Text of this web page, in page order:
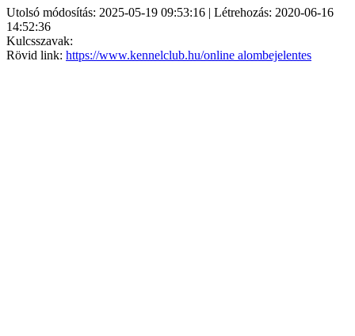
Utolsó módosítás: 2025-05-19 09:53:16 | Létrehozás: 2020-06-16
14:52:36
Kulcsszavak:
Rövid link: https://www.kennelclub.hu/online alombejelentes